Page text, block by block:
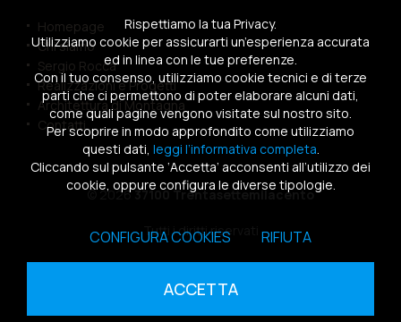
Homepage
Chi siamo
Sergio Rocca
Realizzazioni e Progetti
Architettura di Montagna
Contatti
© 202637100 Trentasettemilacento
Tutti i diritti riservati
Sitemap|Privacy Policy|Cookies Policy
Rispettiamo la tua Privacy.
Utilizziamo cookie per assicurarti un’esperienza accurata
ed in linea con le tue preferenze.
Con il tuo consenso, utilizziamo cookie tecnici e di terze
parti che ci permettono di poter elaborare alcuni dati,
come quali pagine vengono visitate sul nostro sito.
Per scoprire in modo approfondito come utilizziamo
questi dati, leggi l’informativa completa.
Cliccando sul pulsante ‘Accetta’ acconsenti all’utilizzo dei
cookie, oppure configura le diverse tipologie.
CONFIGURA COOKIES RIFIUTA
ACCETTA